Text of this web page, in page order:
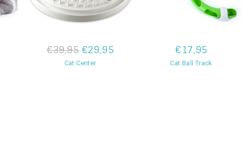
€39,95 €29,95
Cat Center
€17,95
Cat Ball Track